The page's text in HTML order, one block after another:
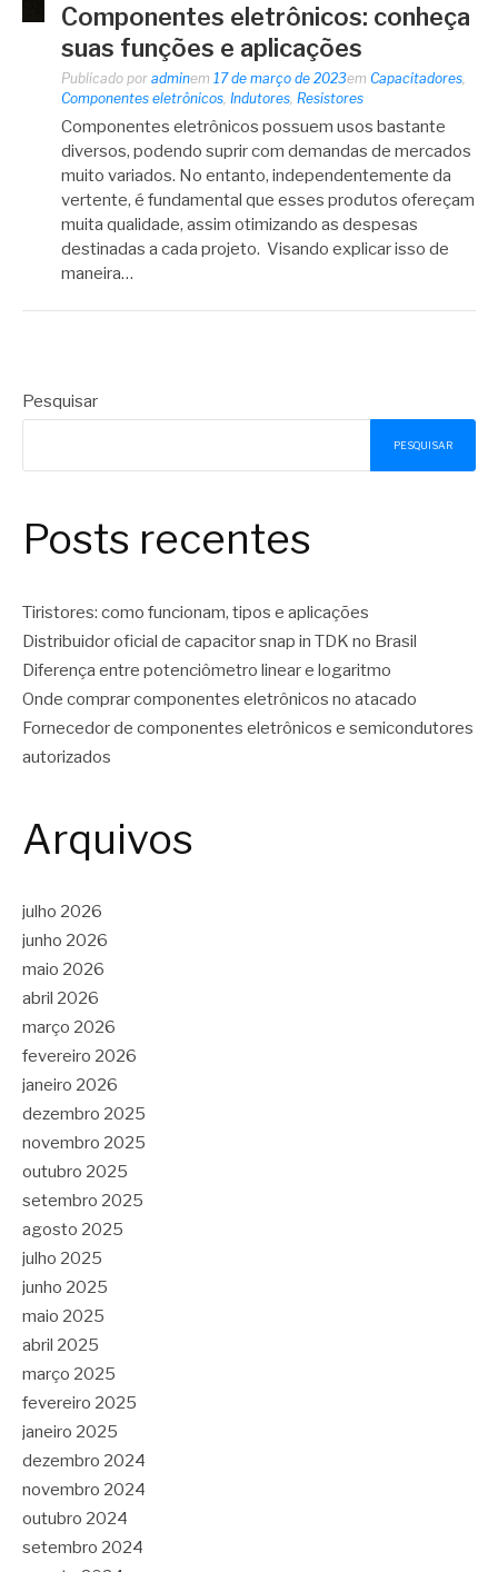
Componentes eletrônicos: conheça
suas funções e aplicações
Publicado por adminem 17 de março de 2023em Capacitadores
Componentes eletrônicos Indutores Resistores
Componentes eletrônicos possuem usos bastante
diversos, podendo suprir com demandas de mercados
muito variados. No entanto, independentemente da
vertente, é fundamental que esses produtos ofereçam
muita qualidade, assim otimizando as despesas
destinadas a cada projeto. Visando explicar isso de
maneira…
Pesquisar
PESQUISAR
Posts recentes
Tiristores: como funcionam, tipos e aplicações
Distribuidor oficial de capacitor snap in TDK no Brasil
Diferença entre potenciômetro linear e logaritmo
Onde comprar componentes eletrônicos no atacado
Fornecedor de componentes eletrônicos e semicondutores
autorizados
Arquivos
julho 2026
junho 2026
maio 2026
abril 2026
março 2026
fevereiro 2026
janeiro 2026
dezembro 2025
novembro 2025
outubro 2025
setembro 2025
agosto 2025
julho 2025
junho 2025
maio 2025
abril 2025
março 2025
fevereiro 2025
janeiro 2025
dezembro 2024
novembro 2024
outubro 2024
setembro 2024